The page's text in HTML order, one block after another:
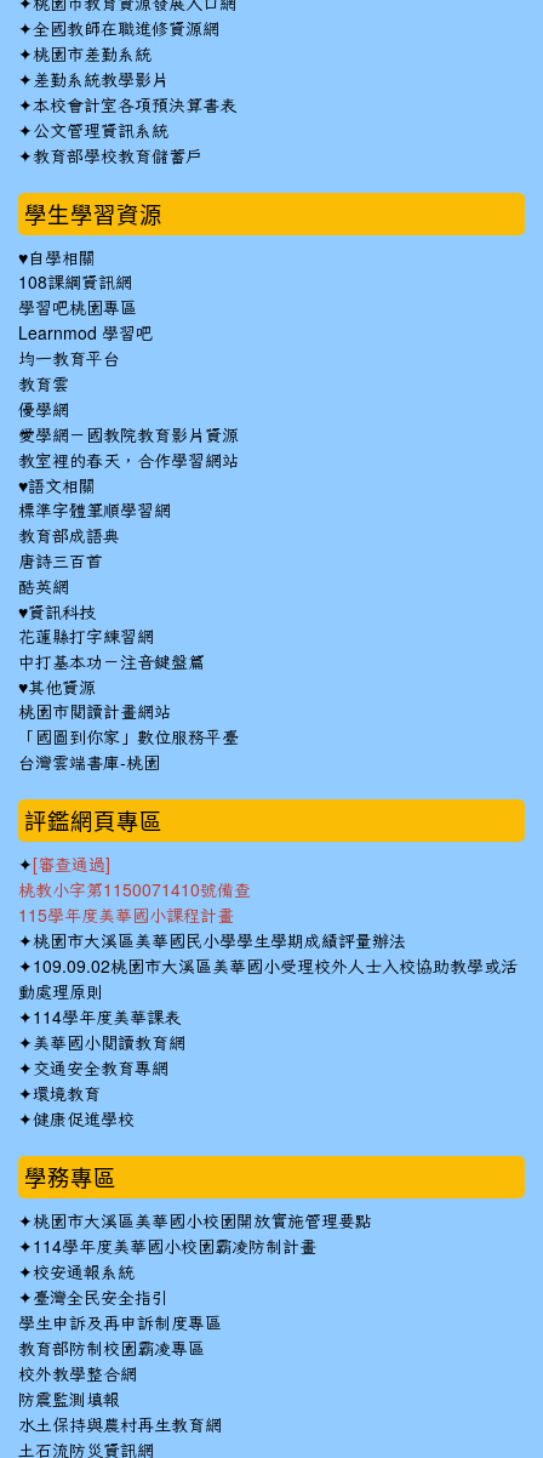
桃園市教育資源發展入口網
✦全國教師在職進修資源網
✦桃園市差勤系統
✦ 差勤系統教學影片
✦本校會計室各項預決算書表
✦公文管理資訊系統
✦教育部學校教育儲蓄戶
學生學習資源
♥自學相關
108課綱資訊網
學習吧桃園專區
Learnmod 學習吧
均一教育平台
教育雲
優學網
愛學網－國教院教育影片資源
教室裡的春天，合作學習網站
♥語文相關
標準字體筆順學習網
教育部成語典
唐詩三百首
酷英網
♥資訊科技
花蓮縣打字練習網
中打基本功－注音鍵盤篇
♥其他資源
桃園市閱讀計畫網站
「國圖到你家」數位服務平臺
台灣雲端書庫-桃園
::: 評鑑網頁專區
✦ [審查通過]
桃教小字第1150071410號備查
115學年度美華國小課程計畫
✦桃園市大溪區美華國民小學學生學期成績評量辦法
✦109.09.02桃園市大溪區美華國小受理校外人士入校協助教學或活
動處理原則
✦114學年度美華課表
✦美華國小閱讀教育網
✦ 交通安全教育專網
✦環境教育
✦健康促進學校
學務專區
✦桃園市大溪區美華國小校園開放實施管理要點
✦114學年度美華國小校園霸凌防制計畫
✦校安通報系統
✦臺灣全民安全指引
學生申訴及再申訴制度專區
教育部防制校園霸凌專區
校外教學整合網
防震監測填報
水土保持與農村再生教育網
土石流防災資訊網